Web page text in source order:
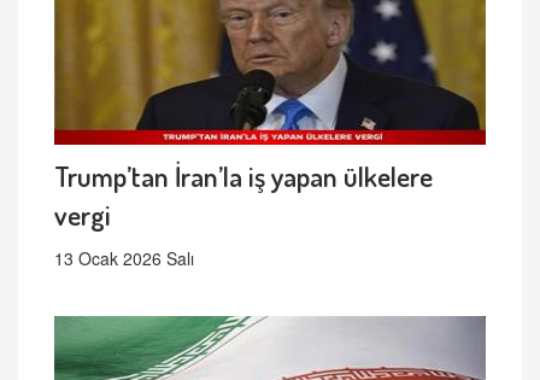
Trump’tan İran’la iş yapan ülkelere
vergi
13 Ocak 2026 Salı